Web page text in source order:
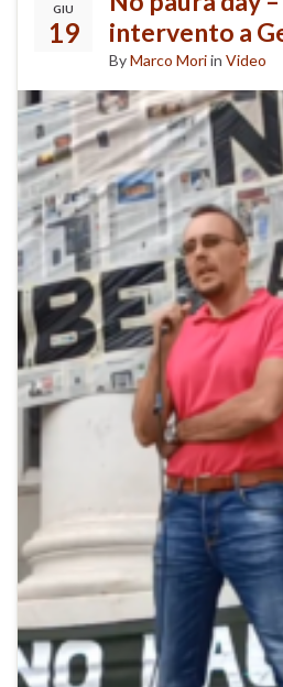
GIU
19
intervento a
ByMarco Moriin Video